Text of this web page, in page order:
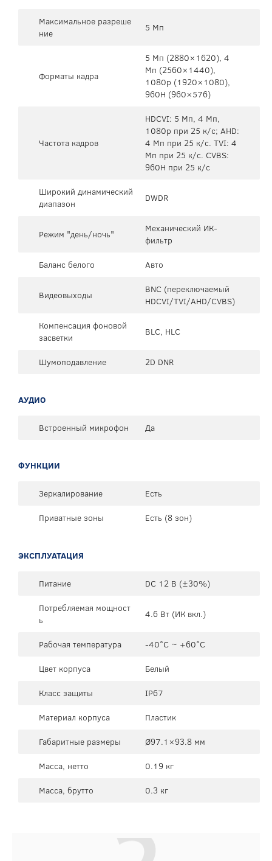
Максимальное разреше
ние
5 Мп
Форматы кадра
5 Mп (2880×1620), 4
Mп (2560×1440),
1080p (1920×1080),
960H (960×576)
Частота кадров
HDCVI: 5 Мп, 4 Мп,
1080p при 25 к/с; AHD:
4 Мп при 25 к/с. TVI: 4
Мп при 25 к/с. CVBS:
960H при 25 к/с
Широкий динамический
диапазон
DWDR
Режим "день/ночь"
Механический ИК-
фильтр
Баланс белого
Авто
Видеовыходы
BNC (переключаемый
HDCVI/TVI/AHD/CVBS)
Компенсация фоновой
засветки
BLC, HLC
Шумоподавление 2D DNR
АУДИО
Встроенный микрофон Да
ФУНКЦИИ
Зеркалирование
Есть
Приватные зоны
Есть (8 зон)
ЭКСПЛУАТАЦИЯ
Питание
DC 12 В (±30%)
Потребляемая мощност
ь
4.6 Вт (ИК вкл.)
Рабочая температура
-40°C ~ +60°C
Цвет корпуса
Белый
Класс защиты
IP67
Материал корпуса
Пластик
Габаритные размеры
Ø97.1×93.8 мм
Масса, нетто
0.19 кг
Масса, брутто
0.3 кг